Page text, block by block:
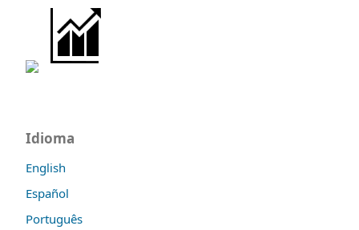
Idioma
English
Español
Português